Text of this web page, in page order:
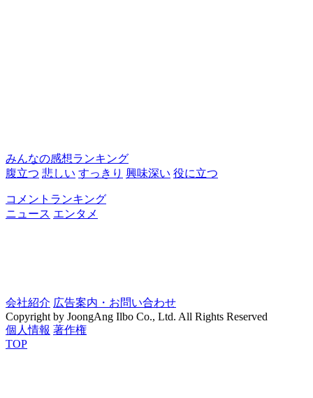
みんなの感想ランキング
腹立つ 悲しい すっきり 興味深い 役に立つ
コメントランキング
ニュース エンタメ
会社紹介 広告案内・お問い合わせ
Copyright by JoongAng Ilbo Co., Ltd. All Rights Reserved
個人情報 著作権
TOP